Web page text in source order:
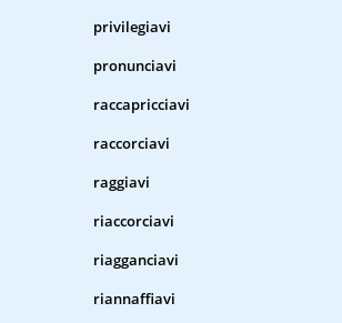
privilegiavi
pronunciavi
raccapricciavi
raccorciavi
raggiavi
riaccorciavi
riagganciavi
riannaffiavi